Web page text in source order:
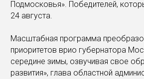
Подмосковья». Победителей,
24 августа.
Масштабная программа
приоритетов врио губернатора
середине зимы, озвучивая свое
развития», глава областной